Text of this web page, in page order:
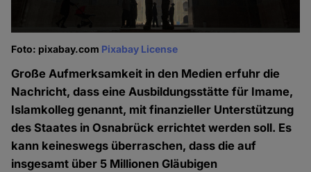
Foto: pixabay.com Pixabay License
Große Aufmerksamkeit in den Medien erfuhr die
Nachricht, dass eine Ausbildungsstätte für Imame,
Islamkolleg genannt, mit finanzieller Unterstützung
des Staates in Osnabrück errichtet werden soll. Es
kann keineswegs überraschen, dass die auf
insgesamt über 5 Millionen Gläubigen